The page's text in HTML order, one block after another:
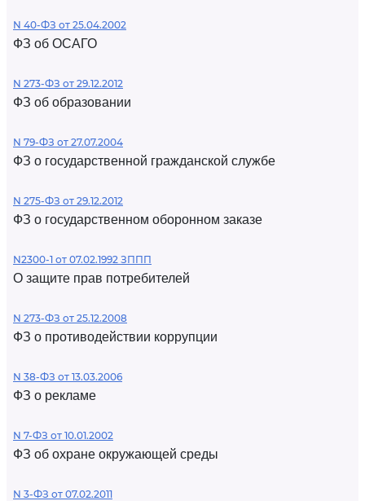
N 40-ФЗ от 25.04.2002
ФЗ об ОСАГО
N 273-ФЗ от 29.12.2012
ФЗ об образовании
N 79-ФЗ от 27.07.2004
ФЗ о государственной гражданской службе
N 275-ФЗ от 29.12.2012
ФЗ о государственном оборонном заказе
N2300-1 от 07.02.1992 ЗППП
О защите прав потребителей
N 273-ФЗ от 25.12.2008
ФЗ о противодействии коррупции
N 38-ФЗ от 13.03.2006
ФЗ о рекламе
N 7-ФЗ от 10.01.2002
ФЗ об охране окружающей среды
N 3-ФЗ от 07.02.2011